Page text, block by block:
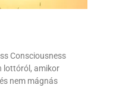
Consciousness
lottóról, amikor
nem mágnás